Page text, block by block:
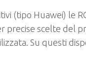
(tipo Huawei) le
precise scelte del
Su questi